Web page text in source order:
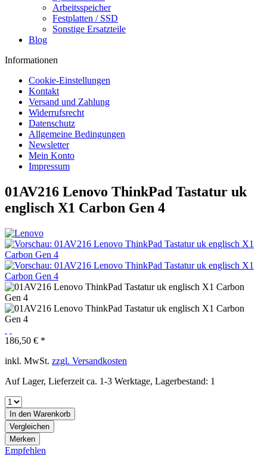
Arbeitsspeicher
Festplatten / SSD
Sonstige Ersatzteile
Blog
Informationen
Cookie-Einstellungen
Kontakt
Versand und Zahlung
Widerrufsrecht
Datenschutz
Allgemeine Bedingungen
Newsletter
Mein Konto
Impressum
01AV216 Lenovo ThinkPad Tastatur uk
englisch X1 Carbon Gen 4
186,50 € *
inkl. MwSt. zzgl. Versandkosten
Auf Lager, Lieferzeit ca. 1-3 Werktage, Lagerbestand: 1
In den Warenkorb
Vergleichen
Merken
Empfehlen